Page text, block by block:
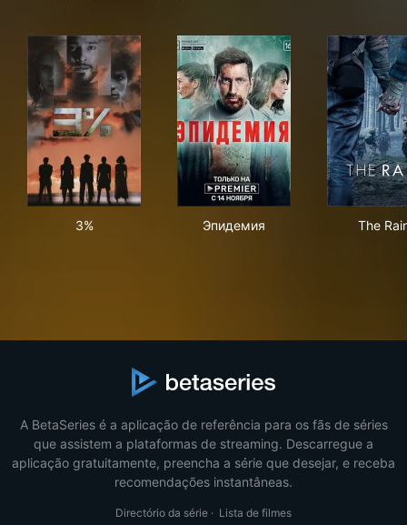
3% Эпидемия The
A BetaSeries é a aplicação de referência para os fãs de séries
que assistem a plataformas de streaming. Descarregue a
aplicação gratuitamente, preencha a série que desejar, e receba
recomendações instantâneas.
Directório da série · Lista de filmes